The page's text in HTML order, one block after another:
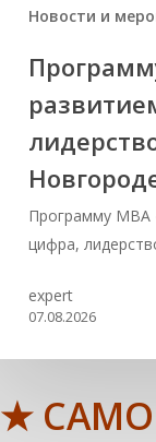
Новости и
Программу MBA
цифра,
expert
07.08.2026
★